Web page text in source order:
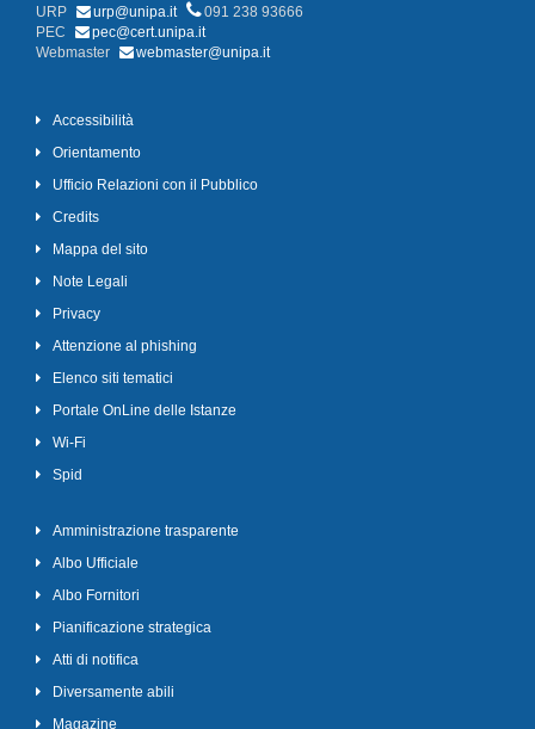
URP
urp@unipa.it
091 238 93666
PEC
pec@cert.unipa.it
Webmaster
webmaster@unipa.it
Accessibilità
Orientamento
Ufficio Relazioni con il Pubblico
Credits
Mappa del sito
Note Legali
Privacy
Attenzione al phishing
Elenco siti tematici
Portale OnLine delle Istanze
Wi-Fi
Spid
Amministrazione trasparente
Albo Ufficiale
Albo Fornitori
Pianificazione strategica
Atti di notifica
Diversamente abili
Magazine